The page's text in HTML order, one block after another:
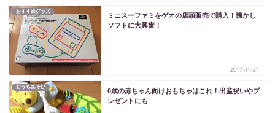
おすすめグッズ
ミニスーファミをゲオの店頭販売で購入！懐かし
ソフトに大興奮！
2017-11-21
おうちあそび
0歳の赤ちゃん向けおもちゃはこれ！出産祝いやプ
レゼントにも